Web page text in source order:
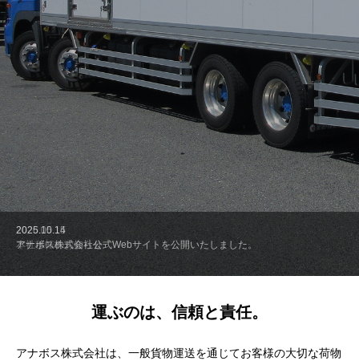
2026.05.15
本社移転のお知らせ
2025.10.14
アナボス株式会社公式Webサイトを公開いたしました。
運ぶのは、信頼と責任。
アナボス株式会社は、一般貨物運送を通じてお客様の大切な荷物